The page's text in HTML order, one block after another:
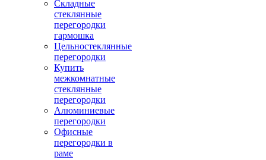
Складные
стеклянные
перегородки
гармошка
Цельностеклянные
перегородки
Купить
межкомнатные
стеклянные
перегородки
Алюминиевые
перегородки
Офисные
перегородки в
раме